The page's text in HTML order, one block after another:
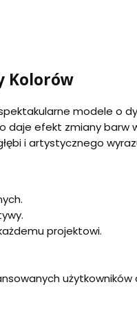
Kolorów
modele o
daje efekt zmiany barw
i artystycznego
projektowi.
użytkowników